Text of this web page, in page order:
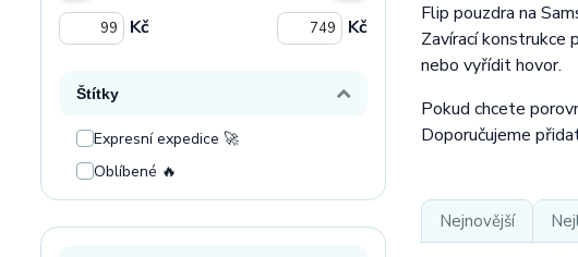
Kč Kč
Štítky
Expresní expedice 🚀
Oblíbené 🔥
Flip pouzdra na
Zavírací konstrukce
nebo vyřídit hovor.
Pokud chcete
Doporučujeme
Nejnovější